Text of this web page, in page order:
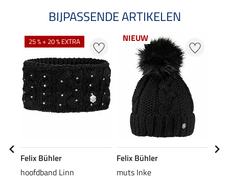
BIJPASSENDE ARTIKELEN
25 % + 20 % EXTRA
Felix Bühler
hoofdband Linn
NIEUW
Felix Bühler
muts Inke